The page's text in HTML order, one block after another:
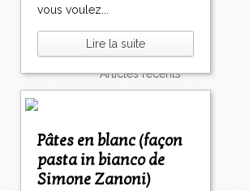
vous voulez...
Lire la suite
Pâtes en blanc (façon
pasta in bianco de
Simone Zanoni)
articles récents